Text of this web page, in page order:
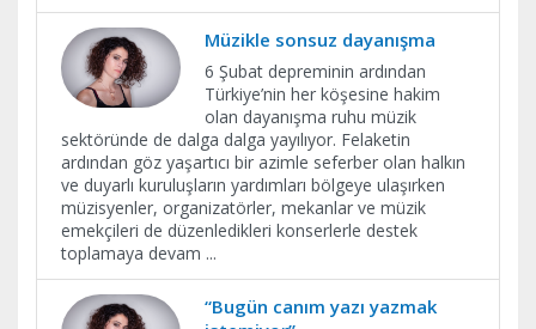
Müzikle sonsuz dayanışma
6 Şubat depreminin ardından
Türkiye’nin her köşesine hakim
olan dayanışma ruhu müzik
sektöründe de dalga dalga yayılıyor. Felaketin
ardından göz yaşartıcı bir azimle seferber olan halkın
ve duyarlı kuruluşların yardımları bölgeye ulaşırken
müzisyenler, organizatörler, mekanlar ve müzik
emekçileri de düzenledikleri konserlerle destek
toplamaya devam ...
“Bugün canım yazı yazmak